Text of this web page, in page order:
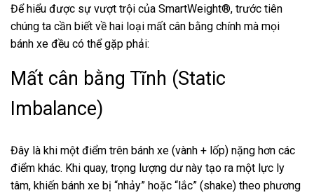
Để hiểu được sự vượt trội của SmartWeight®, trước tiên
chúng ta cần biết về hai loại mất cân bằng chính mà mọi
bánh xe đều có thể gặp phải:
Mất cân bằng Tĩnh (Static
Imbalance)
Đây là khi một điểm trên bánh xe (vành + lốp) nặng hơn các
điểm khác. Khi quay, trọng lượng dư này tạo ra một lực ly
tâm, khiến bánh xe bị “nhảy” hoặc “lắc” (shake) theo phương